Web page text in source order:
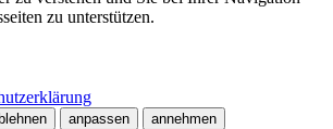
zu unterstützen.
anpassen annehmen